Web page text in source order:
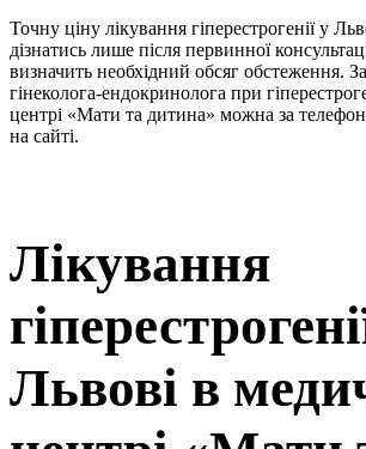
Точну ціну лікування гіперестрогенії у
дізнатись лише після первинної
визначить необхідний обсяг обстеження.
гінеколога-ендокринолога при
центрі «Мати та дитина» можна за
на сайті.
Лікування
Львові в